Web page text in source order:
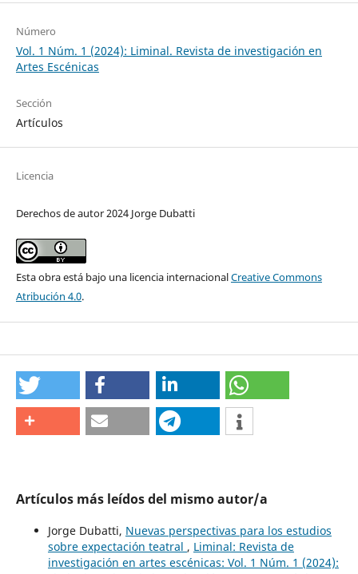
Número
Vol. 1 Núm. 1 (2024): Liminal. Revista de investigación en
Artes Escénicas
Sección
Artículos
Licencia
Derechos de autor 2024 Jorge Dubatti
Esta obra está bajo una licencia internacionalCreative Commons
Atribución 4.0.
Artículos más leídos del mismo autor/a
Jorge Dubatti, Nuevas perspectivas para los estudios
sobre expectación teatral , Liminal: Revista de
investigación en artes escénicas: Vol. 1 Núm. 1 (2024):